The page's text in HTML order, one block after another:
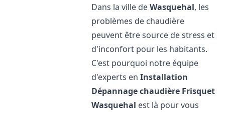
Dans la ville deWasquehal, les
problèmes de chaudière
peuvent être source de stress et
d'inconfort pour les habitants.
C'est pourquoi notre équipe
d'experts enInstallation
Dépannage chaudière Frisquet
Wasquehal est là pour vous